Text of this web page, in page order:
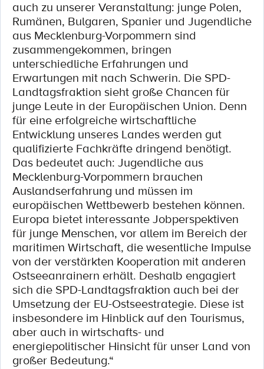
auch zu unserer Veranstaltung: junge Polen,
Rumänen, Bulgaren, Spanier und Jugendliche
aus Mecklenburg-Vorpommern sind
zusammengekommen, bringen
unterschiedliche Erfahrungen und
Erwartungen mit nach Schwerin. Die SPD-
Landtagsfraktion sieht große Chancen für
junge Leute in der Europäischen Union. Denn
für eine erfolgreiche wirtschaftliche
Entwicklung unseres Landes werden gut
qualifizierte Fachkräfte dringend benötigt.
Das bedeutet auch: Jugendliche aus
Mecklenburg-Vorpommern brauchen
Auslandserfahrung und müssen im
europäischen Wettbewerb bestehen können.
Europa bietet interessante Jobperspektiven
für junge Menschen, vor allem im Bereich der
maritimen Wirtschaft, die wesentliche Impulse
von der verstärkten Kooperation mit anderen
Ostseeanrainern erhält. Deshalb engagiert
sich die SPD-Landtagsfraktion auch bei der
Umsetzung der EU-Ostseestrategie. Diese ist
insbesondere im Hinblick auf den Tourismus,
aber auch in wirtschafts- und
energiepolitischer Hinsicht für unser Land von
großer Bedeutung.“